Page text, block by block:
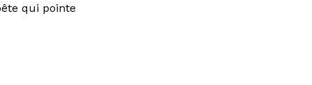
qui pointe